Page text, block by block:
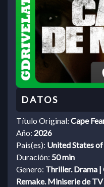
Título Original: Cape
Año: 2026
Pais(es): United States
Duración: 50 min
Genero: Thriller. Drama
Remake. Miniserie de TV